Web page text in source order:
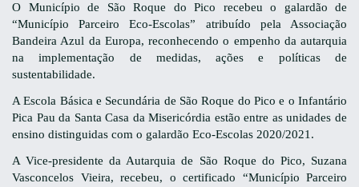
O Município de São Roque do Pico recebeu o galardão de
“Município Parceiro Eco-Escolas” atribuído pela Associação
Bandeira Azul da Europa, reconhecendo o empenho da autarquia
na implementação de medidas, ações e políticas de
sustentabilidade.
A Escola Básica e Secundária de São Roque do Pico e o Infantário
Pica Pau da Santa Casa da Misericórdia estão entre as unidades de
ensino distinguidas com o galardão Eco-Escolas 2020/2021.
A Vice-presidente da Autarquia de São Roque do Pico, Suzana
Vasconcelos Vieira, recebeu, o certificado “Município Parceiro